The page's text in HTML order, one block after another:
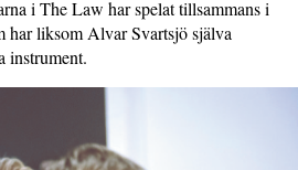
i The Law har spelat tillsammans i
har liksom Alvar Svartsjö själva
instrument.